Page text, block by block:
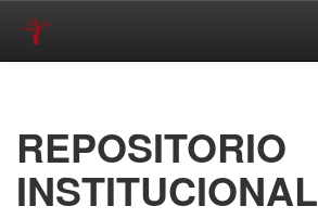
REPOSITORIO
INSTITUCIONAL